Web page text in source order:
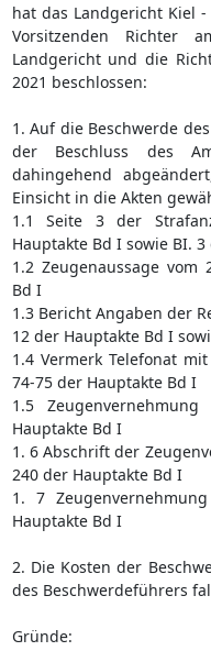
hat das Landgericht Kiel
Vorsitzenden Richter
Landgericht und die
2021 beschlossen:
1. Auf die Beschwerde
der Beschluss des
dahingehend
Einsicht in die Akten
1.1 Seite 3 der
Hauptakte Bd I sowie BI.
1.2 Zeugenaussage vom
Bd I
1.3 Bericht Angaben der
12 der Hauptakte Bd I
1.4 Vermerk Telefonat
74-75 der Hauptakte Bd I
1.5
Hauptakte Bd I
1. 6 Abschrift der
240 der Hauptakte Bd I
1. 7
Hauptakte Bd I
2. Die Kosten der
des Beschwerdeführers
Gründe: